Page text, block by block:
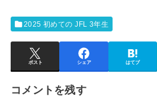
2025 初めての JFL 3年生
ポスト シェア はてブ
コメントを残す